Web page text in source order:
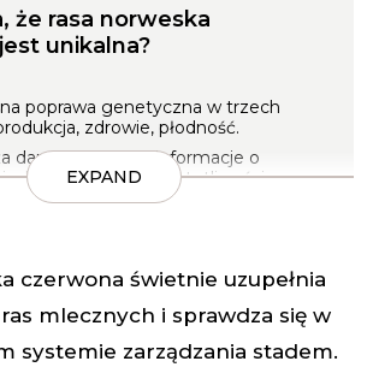
czerwona świetnie uzupełnia
mlecznych i sprawdza się w
systemie zarządzania stadem.
że rasa norweska
unikalna?
poprawa genetyczna w trzech
zdrowie, płodność.
danych* zawiera informacje o
mleczności, częstotliwości
pochodzeniu i pokroju – w
u ponad 12 milionów krów przez
= światowej klasy zdrowie i płodność
krowy umiarkowanej wielkości o
zdrowiu i wydajności
EXPAND